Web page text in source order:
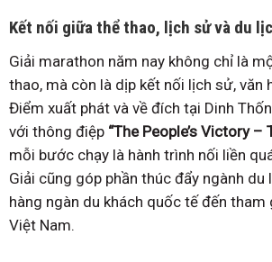
Kết nối giữa thể thao, lịch sử và du
Giải marathon năm nay không chỉ là
thao, mà còn là dịp kết nối lịch sử, văn
Điểm xuất phát và về đích tại Dinh
với thông điệp “The People’s Victory –
mỗi bước chạy là hành trình nối liền
Giải cũng góp phần thúc đẩy ngành du
hàng ngàn du khách quốc tế đến tham
Việt Nam.